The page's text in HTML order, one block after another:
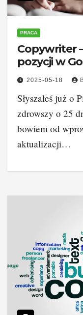
PRACA
Copywriter
pozycji w
2025-05-18
Słyszałeś już o
zdrowszy o 25
bowiem od
aktualizacji…